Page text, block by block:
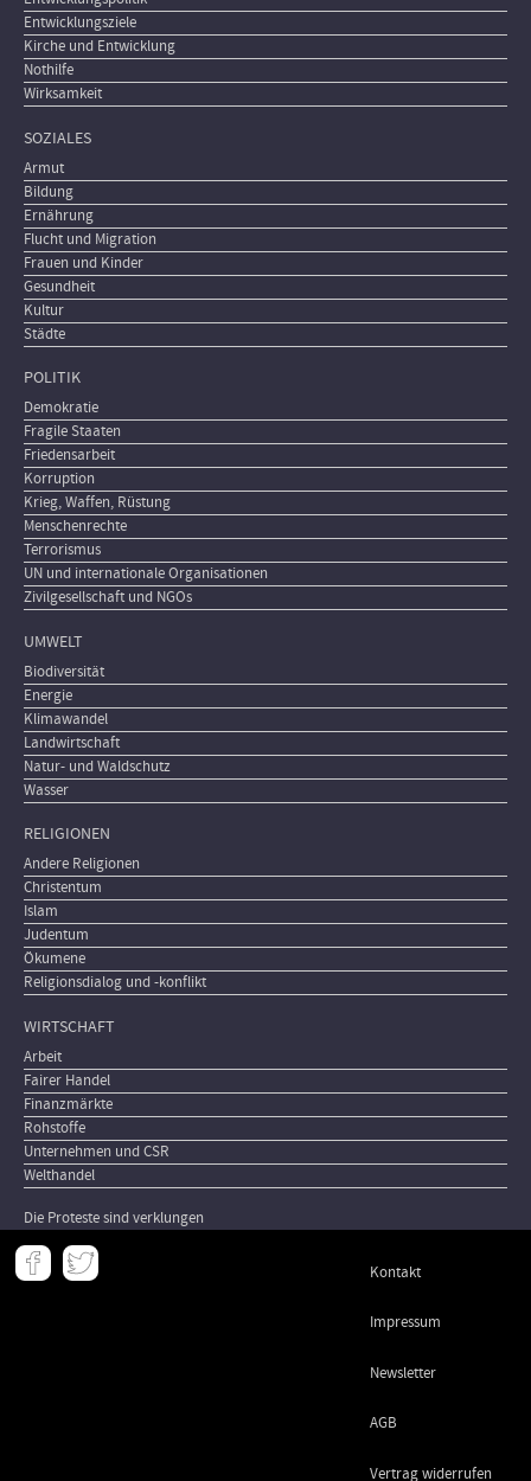
Entwicklungsziele
Kirche und Entwicklung
Nothilfe
Wirksamkeit
SOZIALES
Armut
Bildung
Ernährung
Flucht und Migration
Frauen und Kinder
Gesundheit
Kultur
Städte
POLITIK
Demokratie
Fragile Staaten
Friedensarbeit
Korruption
Krieg, Waffen, Rüstung
Menschenrechte
Terrorismus
UN und internationale Organisationen
Zivilgesellschaft und NGOs
UMWELT
Biodiversität
Energie
Klimawandel
Landwirtschaft
Natur- und Waldschutz
Wasser
RELIGIONEN
Andere Religionen
Christentum
Islam
Judentum
Ökumene
Religionsdialog und -konflikt
WIRTSCHAFT
Arbeit
Fairer Handel
Finanzmärkte
Rohstoffe
Unternehmen und CSR
Welthandel
Die Proteste sind verklungen
Meta
- Kontakt
Impressum
Newsletter
AGB
Vertrag widerrufen